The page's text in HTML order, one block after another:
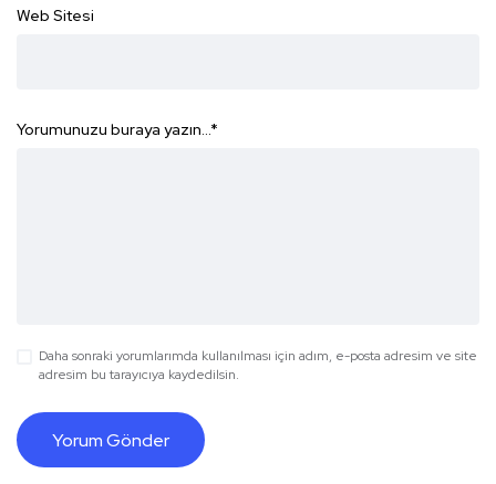
Web Sitesi
Yorumunuzu buraya yazın...*
Daha sonraki yorumlarımda kullanılması için adım, e-posta adresim ve site
adresim bu tarayıcıya kaydedilsin.